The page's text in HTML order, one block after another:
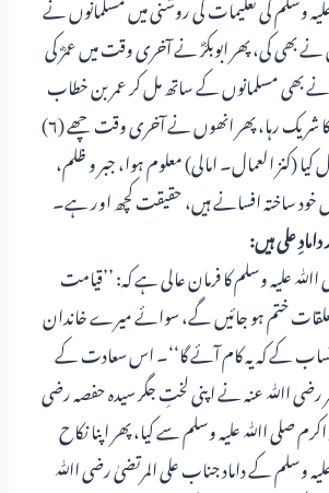
نے بھی کی، پھر ابوبکرؓ نے آخری وقت میں عمرؓ کی
نے بھی مسلمانوں کے ساتھ مل کر عمر بن خطاب
سے بیعت کی اور ان کا شریک رہا، پھر انھوں نے آخری وقت چھے (۶)
کیا (کنز العمال۔ امالی) معلوم ہوا، جبر و ظلم،
خود ساختہ افسانے ہیں، حقیقت کچھ اور ہے۔
علی ہیں:
وسلم کا فرمان عالی ہے کہ: ’’قیامت
ختم ہو جائیں گے، سوائے میرے خاندان
کے کہ یہ کام آئے گا‘‘۔ اس سعادت کے
اﷲ عنہ نے اپنی لختِ جگر سیدہ حفصہ رضی
صلی اﷲ علیہ وسلم سے کیا، پھر اپنا نکاح
وسلم کے داماد جناب علی المرتضیٰ رضی اﷲ